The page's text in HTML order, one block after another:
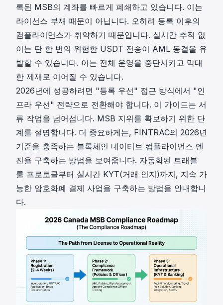
록된 MSB의 계좌를 빠르게 폐쇄하고 있습니다. 이는
라이선스 부재 때문이 아닙니다. 오히려 등록 이후의
컴플라이언스가 취약하기 때문입니다. 실시간 추적 없
이는 단 한 번의 위험한 USDT 전송이 AML 동결을 유
발할 수 있습니다. 이는 전체 운영을 중단시키고 막대
한 제재로 이어질 수 있습니다.
2026년에 성공하려면 "등록 우선" 접근 방식에서 "인
프라 우선" 전략으로 전환해야 합니다. 이 가이드는 서
류 작업을 넘어섭니다. MSB 지위를 확보하기 위한 단
계를 설명합니다. 더 중요하게는, FINTRAC의 2026년
기준을 충족하는 블록체인 네이티브 컴플라이언스 엔
진을 구축하는 방법을 보여줍니다. 자동화된 트래블
룰 프로토콜부터 실시간 KYT(거래 인지)까지, 지속 가
능한 암호화폐 결제 사업을 구축하는 방법을 안내합니
다.